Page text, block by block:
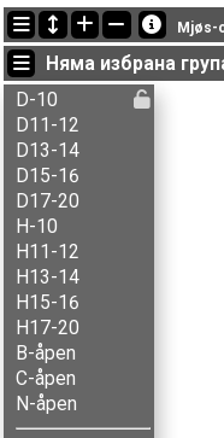
Последно обновени
10:06:16: Agnes N. Storengen (
10:06:16: Aksel B. Carlson (
10:06:16: Aksel T. Fingarsen (
Mjøs-
Няма избрана
D-10
D11-12
D13-14
D15-16
D17-20
H-10
H11-12
H13-14
H15-16
H17-20
B-åpen
C-åpen
N-åpen